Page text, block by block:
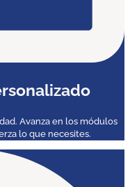
Avanza en los módulos
lo que necesites.